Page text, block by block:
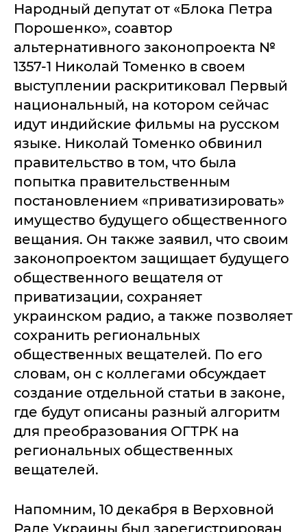
Народный депутат от «Блока Петра
Порошенко», соавтор
альтернативного законопроекта №
1357-1 Николай Томенко в своем
выступлении раскритиковал Первый
национальный, на котором сейчас
идут индийские фильмы на русском
языке. Николай Томенко обвинил
правительство в том, что была
попытка правительственным
постановлением «приватизировать»
имущество будущего общественного
вещания. Он также заявил, что своим
законопроектом защищает будущего
общественного вещателя от
приватизации, сохраняет
украинском радио, а также позволяет
сохранить региональных
общественных вещателей. По его
словам, он с коллегами обсуждает
создание отдельной статьи в законе,
где будут описаны разный алгоритм
для преобразования ОГТРК на
региональных общественных
вещателей.
Напомним, 10 декабря в Верховной
Раде Украины был зарегистрирован